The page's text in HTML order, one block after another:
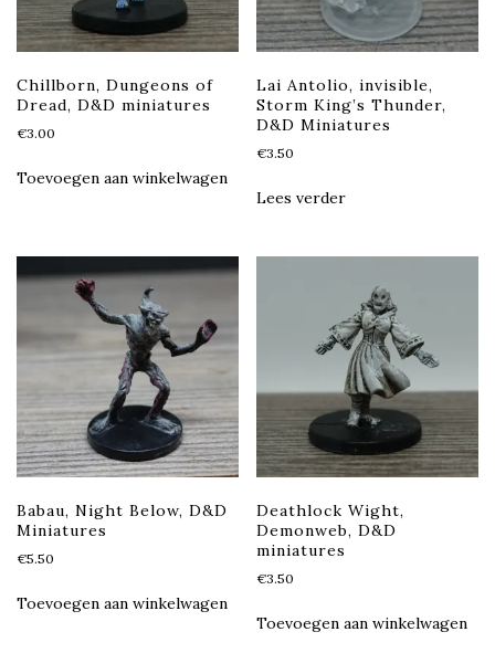
Chillborn, Dungeons of
Dread, D&D miniatures
€3.00
Toevoegen aan winkelwagen
Lai Antolio, invisible,
Storm King’s Thunder,
D&D Miniatures
€3.50
Lees verder
Babau, Night Below, D&D
Miniatures
€5.50
Toevoegen aan winkelwagen
Deathlock Wight,
Demonweb, D&D
miniatures
€3.50
Toevoegen aan winkelwagen